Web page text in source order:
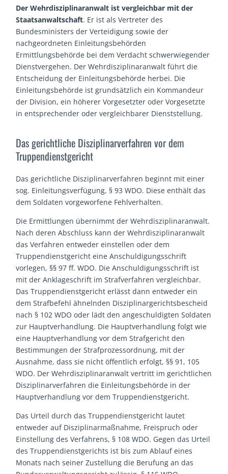
Der Wehrdisziplinaranwalt ist vergleichbar mit der
Staatsanwaltschaft. Er ist als Vertreter des
Bundesministers der Verteidigung sowie der
nachgeordneten Einleitungsbehörden
Ermittlungsbehörde bei dem Verdacht schwerwiegender
Dienstvergehen. Der Wehrdisziplinaranwalt führt die
Entscheidung der Einleitungsbehörde herbei. Die
Einleitungsbehörde ist grundsätzlich ein Kommandeur
der Division, ein höherer Vorgesetzter oder Vorgesetzte
in entsprechender oder vergleichbarer Dienststellung.
Das gerichtliche Disziplinarverfahren vor dem
Truppendienstgericht
Das gerichtliche Disziplinarverfahren beginnt mit einer
sog. Einleitungsverfügung, § 93 WDO. Diese enthält das
dem Soldaten vorgeworfene Fehlverhalten.
Die Ermittlungen übernimmt der Wehrdisziplinaranwalt.
Nach deren Abschluss kann der Wehrdisziplinaranwalt
das Verfahren entweder einstellen oder dem
Truppendienstgericht eine Anschuldigungsschrift
vorlegen, §§ 97 ff. WDO. Die Anschuldigungsschrift ist
mit der Anklageschrift im Strafverfahren vergleichbar.
Das Truppendienstgericht erlässt dann entweder ein
dem Strafbefehl ähnelnden Disziplinargerichtsbescheid
nach § 102 WDO oder lädt den angeschuldigten Soldaten
zur Hauptverhandlung. Die Hauptverhandlung folgt wie
eine Hauptverhandlung vor dem Strafgericht den
Bestimmungen der Strafprozessordnung, mit der
Ausnahme, dass sie nicht öffentlich erfolgt, §§ 91, 105
WDO. Der Wehrdisziplinaranwalt vertritt im gerichtlichen
Disziplinarverfahren die Einleitungsbehörde in der
Hauptverhandlung vor dem Truppendienstgericht.
Das Urteil durch das Truppendienstgericht lautet
entweder auf Disziplinarmaßnahme, Freispruch oder
Einstellung des Verfahrens, § 108 WDO. Gegen das Urteil
des Truppendienstgerichts ist bis zum Ablauf eines
Monats nach seiner Zustellung die Berufung an das